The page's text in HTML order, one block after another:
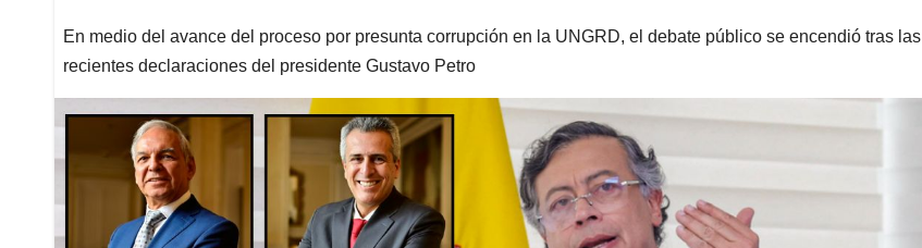
En medio del avance del proceso por presunta corrupción en la UNGRD, el debate público se encendió tras las
recientes declaraciones del presidente Gustavo Petro